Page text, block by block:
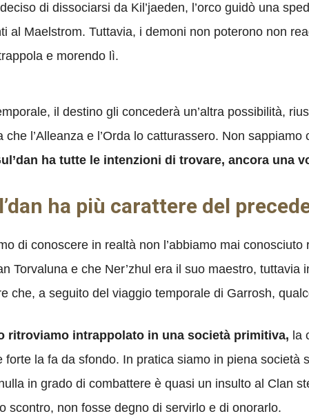
di dissociarsi da Kil’jaeden, l’orco guidò una
al Maelstrom. Tuttavia, i demoni non poterono non
e morendo lì.
il destino gli concederà un’altra possibilità,
che l’Alleanza e l’Orda lo catturassero. Non
ha tutte le intenzioni di trovare, ancora una
ha più carattere del
di conoscere in realtà non l’abbiamo mai
Torvaluna e che Ner’zhul era il suo maestro, tuttavia
che, a seguito del viaggio temporale di Garrosh,
ritroviamo intrappolato in una società primitiva, la
forte la fa da sfondo. In pratica siamo in piena
in grado di combattere è quasi un insulto al Clan
scontro, non fosse degno di servirlo e di onorarlo.